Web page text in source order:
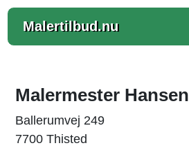
Malertilbud.nu
Malermester Hansen
Ballerumvej 249
7700 Thisted